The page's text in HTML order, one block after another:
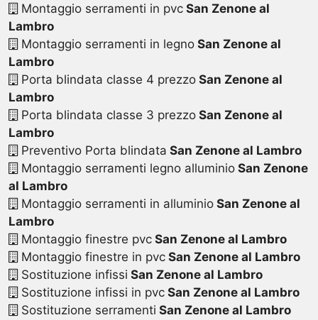
Montaggio serramenti in pvcSan Zenone al
Lambro
Montaggio serramenti in legnoSan Zenone al
Lambro
Porta blindata classe 4 prezzoSan Zenone al
Lambro
Porta blindata classe 3 prezzoSan Zenone al
Lambro
Preventivo Porta blindata San Zenone al Lambro
Montaggio serramenti legno alluminioSan Zenone
al Lambro
Montaggio serramenti in alluminioSan Zenone al
Lambro
Montaggio finestre pvcSan Zenone al Lambro
Montaggio finestre in pvcSan Zenone al Lambro
Sostituzione infissi San Zenone al Lambro
Sostituzione infissi in pvcSan Zenone al Lambro
Sostituzione serramenti San Zenone al Lambro